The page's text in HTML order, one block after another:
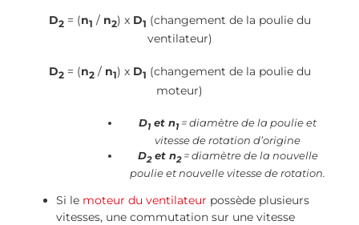
D2= (n1 / n2) x D1 (changement de la poulie du
ventilateur)
D2= (n2/ n1) x D1 (changement de la poulie du
moteur)
D1et n1= diamètre de la poulie et
vitesse de rotation d’origine
D2et n2= diamètre de la nouvelle
poulie et nouvelle vitesse de rotation.
Si le moteur du ventilateur possède plusieurs
vitesses, une commutation sur une vitesse